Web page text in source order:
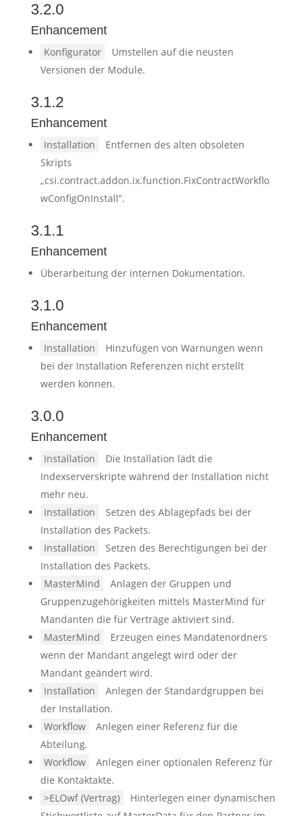
3.2.0
Enhancement
Konfigurator
Umstellen auf die neusten
Versionen der Module.
3.1.2
Enhancement
Installation
Entfernen des alten obsoleten
Skripts
„csi.contract.addon.ix.function.FixContractWorkflo
wConfigOnInstall“.
3.1.1
Enhancement
Überarbeitung der internen Dokumentation.
3.1.0
Enhancement
Installation
Hinzufügen von Warnungen wenn
bei der Installation Referenzen nicht erstellt
werden können.
3.0.0
Enhancement
Installation
Die Installation lädt die
Indexserverskripte während der Installation nicht
mehr neu.
Installation
Setzen des Ablagepfads bei der
Installation des Packets.
Installation
Setzen des Berechtigungen bei der
Installation des Packets.
MasterMind
Anlagen der Gruppen und
Gruppenzugehörigkeiten mittels MasterMind für
Mandanten die für Verträge aktiviert sind.
MasterMind
Erzeugen eines Mandatenordners
wenn der Mandant angelegt wird oder der
Mandant geändert wird.
Installation
Anlegen der Standardgruppen bei
der Installation.
Workflow
Anlegen einer Referenz für die
Abteilung.
Workflow
Anlegen einer optionalen Referenz für
die Kontaktakte.
>ELOwf (Vertrag)
Hinterlegen einer dynamischen